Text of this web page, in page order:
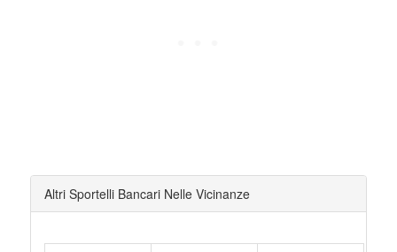
Altri Sportelli Bancari Nelle Vicinanze